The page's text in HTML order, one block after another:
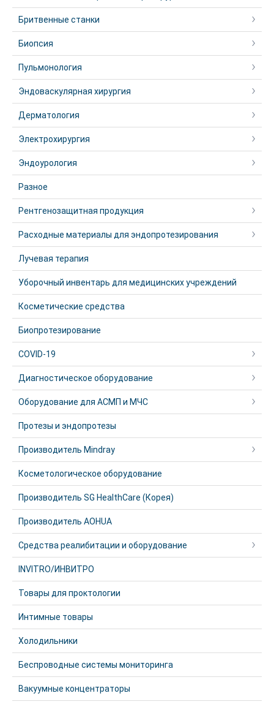
Бритвенные станки
Биопсия
Пульмонология
Эндоваскулярная хирургия
Дерматология
Электрохирургия
Эндоурология
Разное
Рентгенозащитная продукция
Расходные материалы для эндопротезирования
Лучевая терапия
Уборочный инвентарь для медицинских учреждений
Косметические средства
Биопротезирование
COVID-19
Диагностическое оборудование
Оборудование для АСМП и МЧС
Протезы и эндопротезы
Производитель Mindray
Косметологическое оборудование
Производитель SG HealthCare (Корея)
Производитель AOHUA
Средства реалибитации и оборудование
INVITRO/ИНВИТРО
Товары для проктологии
Интимные товары
Холодильники
Беспроводные системы мониторинга
Вакуумные концентраторы